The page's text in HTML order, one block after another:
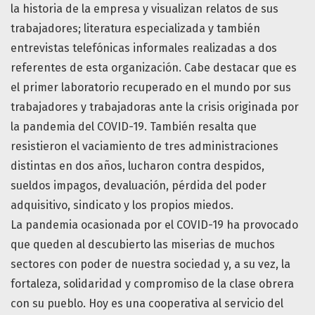
la historia de la empresa y visualizan relatos de sus
trabajadores; literatura especializada y también
entrevistas telefónicas informales realizadas a dos
referentes de esta organización. Cabe destacar que es
el primer laboratorio recuperado en el mundo por sus
trabajadores y trabajadoras ante la crisis originada por
la pandemia del COVID-19. También resalta que
resistieron el vaciamiento de tres administraciones
distintas en dos años, lucharon contra despidos,
sueldos impagos, devaluación, pérdida del poder
adquisitivo, sindicato y los propios miedos.
La pandemia ocasionada por el COVID-19 ha provocado
que queden al descubierto las miserias de muchos
sectores con poder de nuestra sociedad y, a su vez, la
fortaleza, solidaridad y compromiso de la clase obrera
con su pueblo. Hoy es una cooperativa al servicio del